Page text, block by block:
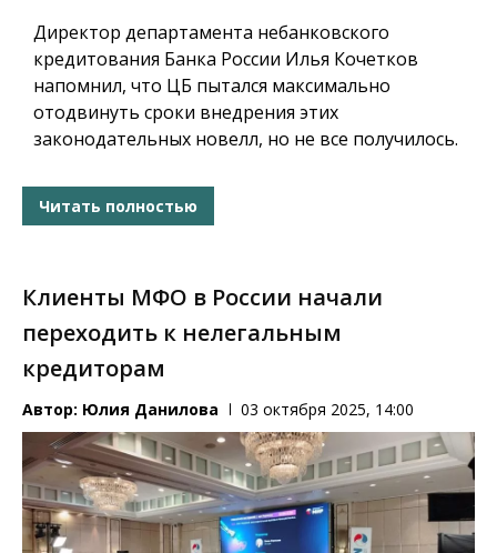
Директор департамента небанковского
кредитования Банка России Илья Кочетков
напомнил, что ЦБ пытался максимально
отодвинуть сроки внедрения этих
законодательных новелл, но не все получилось.
Читать полностью
Клиенты МФО в России начали
переходить к нелегальным
кредиторам
Автор: Юлия Данилова 03 октября 2025, 14:00